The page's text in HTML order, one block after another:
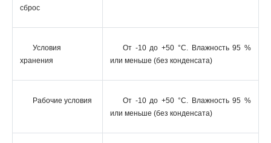
сброс
Условия
хранения
От -10 до +50 °C. Влажность 95 %
или меньше (без конденсата)
Рабочие условия
От -10 до +50 °C. Влажность 95 %
или меньше (без конденсата)